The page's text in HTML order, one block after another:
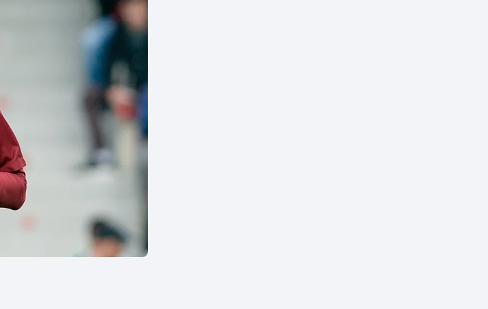
Triatlon
Veslování
Vodní slalom
Volejbal